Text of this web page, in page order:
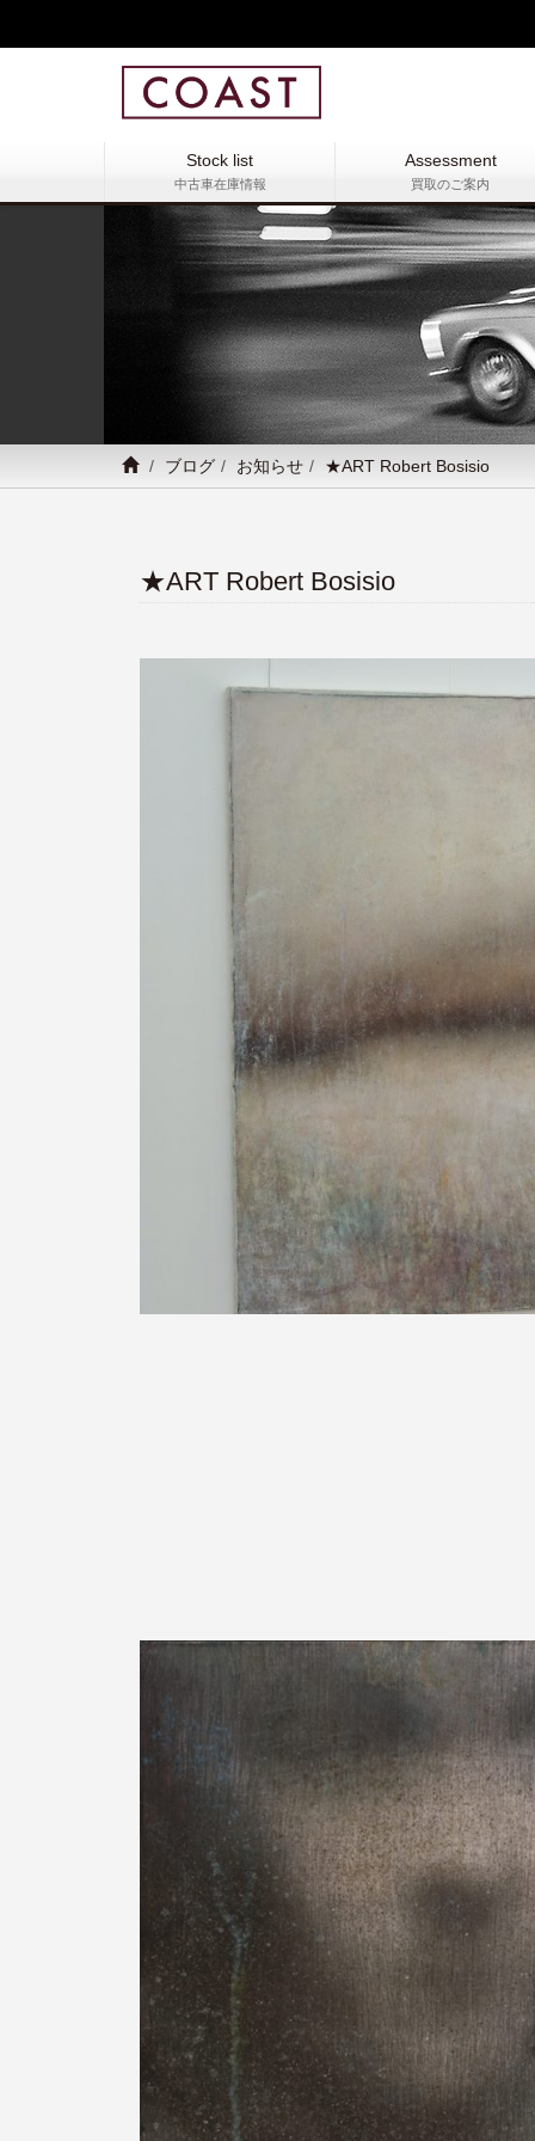
Stock list
中古車在庫情報
Assessment
買取のご案内
ブログ お知らせ ★ART Robert Bosisio
★ART Robert Bosisio